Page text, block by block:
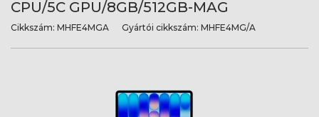
CPU/5C GPU/8GB/512GB-MAG
Cikkszám: MHFE4MGA Gyártói cikkszám: MHFE4MG/A